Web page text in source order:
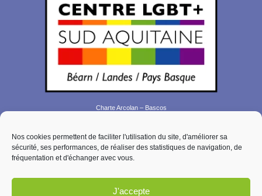
Nos cookies permettent de faciliter l'utilisation du site, d'améliorer sa
sécurité, ses performances, de réaliser des statistiques de navigation, de
fréquentation et d'échanger avec vous.
J'accepte
Charte Arcolan – Bascos
Contact
Mentions légales
Politique de cookies (EU)